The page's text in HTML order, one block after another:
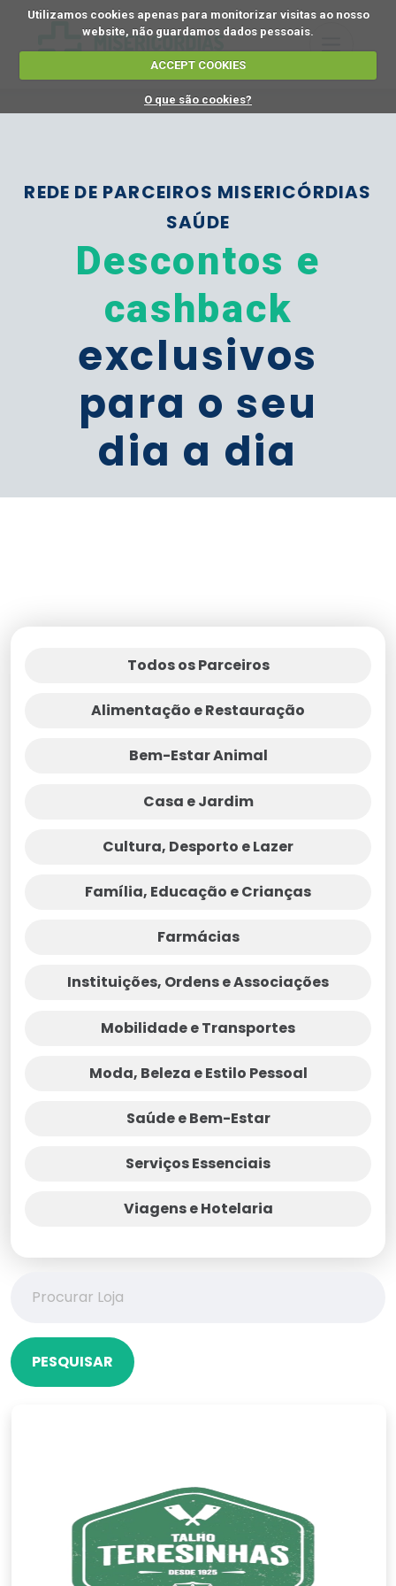
Utilizamos cookies apenas para monitorizar visitas ao nosso
website, não guardamos dados pessoais.
ACCEPT COOKIES
O que são cookies?
REDE DE PARCEIROS MISERICÓRDIAS
SAÚDE
Descontos e
cashback
exclusivos
para o seu
dia a dia
Todos os Parceiros
Alimentação e Restauração
Bem-Estar Animal
Casa e Jardim
Cultura, Desporto e Lazer
Família, Educação e Crianças
Farmácias
Instituições, Ordens e Associações
Mobilidade e Transportes
Moda, Beleza e Estilo Pessoal
Saúde e Bem-Estar
Serviços Essenciais
Viagens e Hotelaria
PESQUISAR